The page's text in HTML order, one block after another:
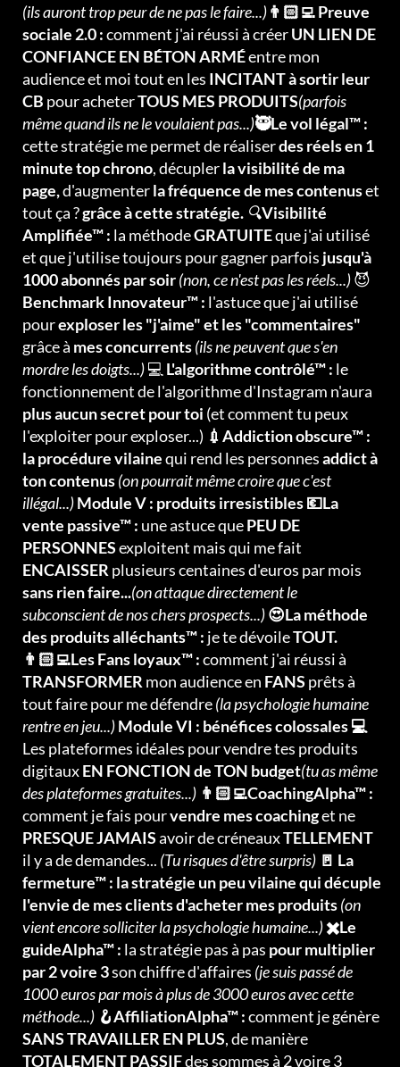
(ils auront trop peur de ne pas le faire...)👨🏻‍💻 Preuve
sociale 2.0 :comment j'ai réussi à créerUN LIEN DE
CONFIANCE EN BÉTON ARMÉentre mon
audience et moi tout en les INCITANT à sortir leur
CB pour acheterTOUS MES PRODUITS(parfois
même quand ils ne le voulaient pas...)🥷Le vol légal™ :
cette stratégie me permet de réaliserdes réels en 1
minute top chrono, décuplerla visibilité de ma
page,d'augmenterla fréquence de mes contenuset
tout ça ?grâce à cette stratégie. 🔍Visibilité
Amplifiée™ : la méthodeGRATUITEque j'ai utilisé
et que j'utilise toujours pour gagner parfois jusqu'à
1000 abonnés par soir(non, ce n'est pas les réels...)😈
Benchmark Innovateur™ : l'astuce que j'ai utilisé
pourexploser les "j'aime" et les "commentaires"
grâce à mes concurrents(ils ne peuvent que s'en
mordre les doigts...)💻 L'algorithme contrôlé™ : le
fonctionnement de l'algorithme d'Instagram n'aura
plus aucun secret pour toi (et comment tu peux
l'exploiter pour exploser...) 💉Addiction obscure™ :
la procédure vilainequi rend les personnesaddict à
ton contenus(on pourrait même croire que c'est
illégal...)Module V : produits irresistibles 💶La
vente passive™ : une astuce quePEU DE
PERSONNESexploitent mais qui me fait
ENCAISSER plusieurs centaines d'euros par mois
sans rien faire...(on attaque directement le
subconscient de nos chers prospects...)😍La méthode
des produits alléchants™ : je te dévoileTOUT.
👨🏻‍💻Les Fans loyaux™ :comment j'ai réussi à
TRANSFORMER mon audience en FANS prêts à
tout faire pour me défendre(la psychologie humaine
rentre en jeu...)Module VI : bénéfices colossales 💻
Les plateformes idéales pour vendre tes produits
digitauxEN FONCTION de TON budget(tu as même
des plateformes gratuites...) 👨🏻‍💻CoachingAlpha™ :
comment je fais pourvendre mes coachinget ne
PRESQUE JAMAISavoir de créneauxTELLEMENT
il y a de demandes... (Tu risques d'être surpris) 🚪 La
fermeture™ : la stratégie un peu vilaine qui décuple
l'envie de mes clients d'acheter mes produits(on
vient encore solliciter la psychologie humaine...)✖️Le
guideAlpha™ : la stratégie pas à pas pour multiplier
par 2 voire 3son chiffre d'affaires (je suis passé de
1000 euros par mois à plus de 3000 euros avec cette
méthode...) 🪝AffiliationAlpha™ :comment je génère
SANS TRAVAILLER EN PLUS, de manière
TOTALEMENT PASSIFdes sommes à 2 voire 3